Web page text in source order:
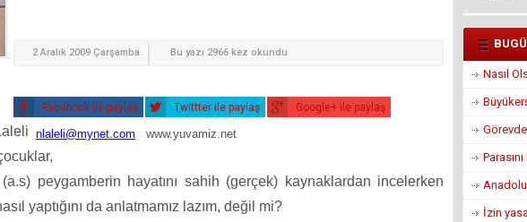
2 Aralık 2009 Çarşamba Bu yazı 2966 kez okundu
Facebook ile paylaş Twittter ile paylaş Google+ ile paylaş
nlaleli@mynet.com www.yuvamiz.net
(a.s) peygamberin hayatını sahih (gerçek) kaynaklardan incelerken
yaptığını da anlatmamız lazım, değil mi?
Nasıl
İzin